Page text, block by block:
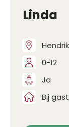
Linda
0-12
Ja
Bij